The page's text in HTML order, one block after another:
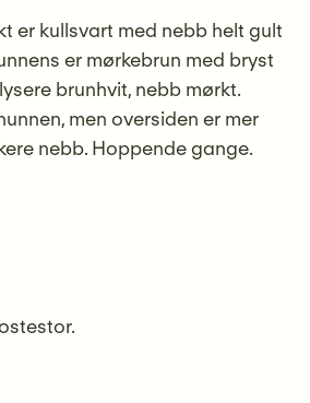
er kullsvart med nebb helt gult
er mørkebrun med bryst
brunhvit, nebb mørkt.
men oversiden er mer
nebb. Hoppende gange.